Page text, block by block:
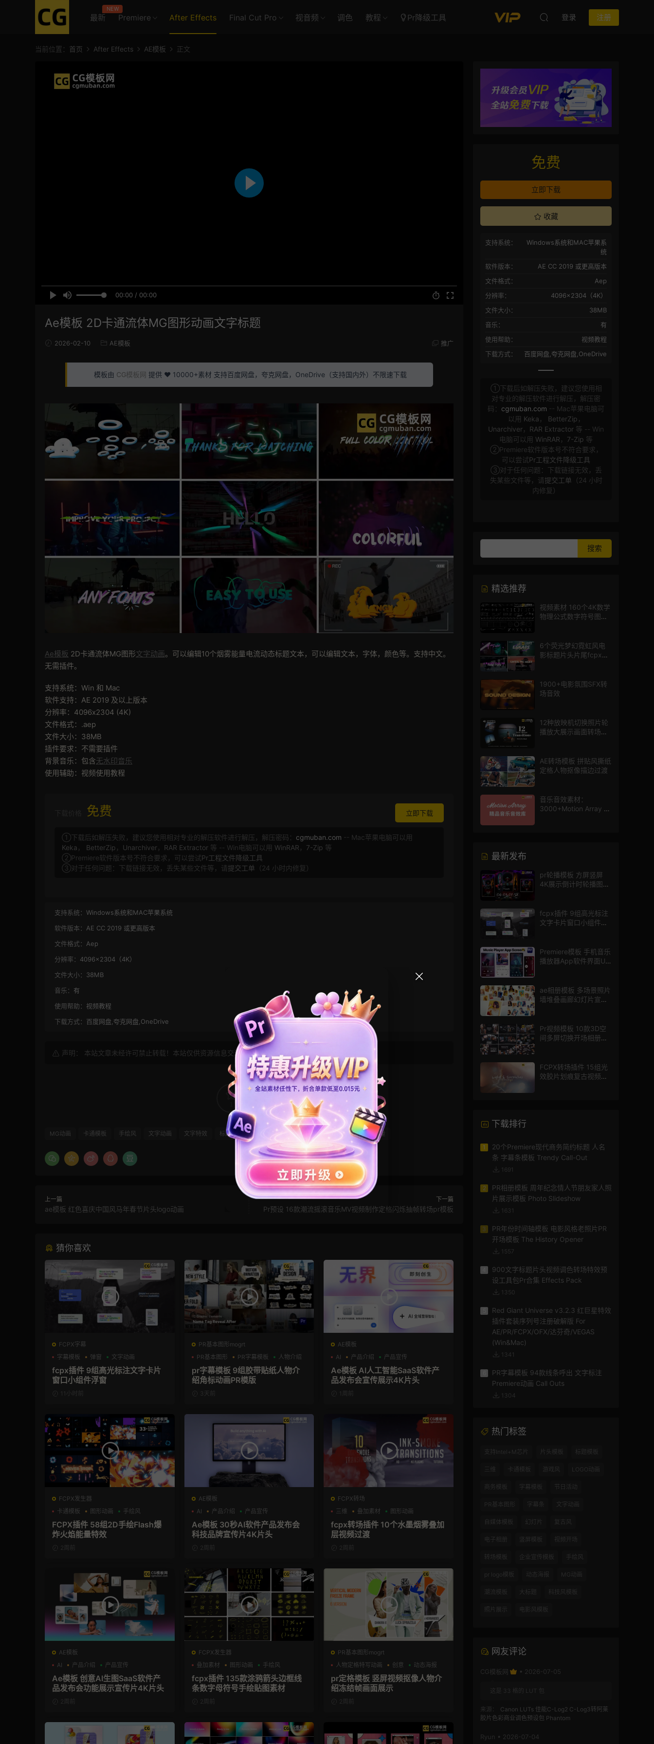
最新
NEW
Premiere After Effects Final Cut Pro 视音频 调色 教程 Pr降级工具 登录 注册
当前位置： 首页 After Effects AE模板 正文
00:00 / 00:00
Ae模板 2D卡通流体MG图形动画文字标题
2026-02-10 AE模板 推广
模板由 CG模板网 提供 ❤️ 10000+素材 支持百度网盘，夸克网盘，OneDrive（支持国内外）不限速下载
Ae模板 2D卡通流体MG图形文字动画。可以编辑10个烟雾能量电流动态标题文本，可以编辑文本，字体，颜色等。支持中文。
无需插件。
支持系统：Win 和 Mac
软件支持：AE 2019 及以上版本
分辨率：4096x2304 (4K)
文件格式：.aep
文件大小：38MB
插件要求：不需要插件
背景音乐：包含无水印音乐
使用辅助：视频使用教程
免费 立即下载
①下载后如解压失败，建议您使用相对专业的解压软件进行解压，解压密码： cgmuban.com -- Mac苹果电脑可以用
Keka ， BetterZip ， Unarchiver， RAR Extractor 等 -- Win电脑可以用 WinRAR ， 7-Zip 等
②Premiere软件版本号不符合要求，可以尝试Pr工程文件降级工具
③对于任何问题：下载链接无效，丢失某些文件等，请提交工单 （24 小时内修复）
支持系统： Windows系统和MAC苹果系统
软件版本： AE CC 2019 或更高版本
文件格式： Aep
分辨率： 4096×2304（4K）
文件大小： 38MB
音乐： 有
使用帮助： 视频教程
下载方式： 百度网盘,夸克网盘,OneDrive
声明： 本站文章未经许可禁止转载！本站仅供资源信息交流学习， 版权说明
MG动画 卡通模板 手绘风 文字动画 文字特效 标题模板 烟雾 综艺素材 综艺花字 能量
上一篇
ae模板 红色喜庆中国风马年春节片头logo动画
下一篇
Pr预设 16款潮流摇滚音乐MV视频制作定格闪烁抽帧转场pr模板
猜你喜欢
FCPX字幕
字幕模板
弹窗 文字动画
fcpx插件 9组高光标注文字卡片
窗口小组件浮窗
11小时前
PR基本图形mogrt
PR基本图形
PR字幕模板 人物介绍
pr字幕模板 9组胶带贴纸人物介
绍角标动画PR模版
3天前
AE模板
AI
产品介绍 产品宣传
Ae模板 AI人工智能SaaS软件产
品发布会宣传展示4K片头
1周前
FCPX发生器
卡通模板
图形动画 手绘风
FCPX插件 58组2D手绘Flash爆
炸火焰能量特效
2周前
AE模板
AI
产品介绍 产品宣传
Ae模板 30秒AI软件产品发布会
科技品牌宣传片4K片头
2周前
FCPX转场
三维
叠加素材 图形动画
fcpx转场插件 10个水墨烟雾叠加
层视频过渡
2周前
AE模板
AI
产品介绍 产品宣传
Ae模板 创意AI生图SaaS软件产
品发布会功能展示宣传片4K片头
2周前
FCPX发生器
叠加素材
图形动画 手绘风
fcpx插件 135款涂鸦箭头边框线
条数字母符号手绘贴图素材
2周前
PR基本图形mogrt
人物定格特写动画
创意 动态海报
pr定格模板 竖屏视频抠像人物介
绍冻结帧画面展示
2周前
免费
立即下载
收藏
支持系统：
Windows系统和MAC苹果系
统
软件版本：
AE CC 2019 或更高版本
文件格式：
Aep
分辨率：
4096×2304（4K）
文件大小：
38MB
音乐：
有
使用帮助：
视频教程
下载方式：
百度网盘,夸克网盘,OneDrive
①下载后如解压失败，建议您使用相
对专业的解压软件进行解压，解压密
码： cgmuban.com -- Mac苹果电脑可
以用 Keka ， BetterZip ，
Unarchiver， RAR Extractor 等 -- Win
电脑可以用 WinRAR ， 7-Zip 等
②Premiere软件版本号不符合要求，
可以尝试Pr工程文件降级工具
③对于任何问题：下载链接无效，丢
失某些文件等，请提交工单 （24 小时
内修复）
精选推荐
视频素材 160个4K数学
物理公式数字符号图标
6个荧光梦幻霓虹风电
影标题片头片尾fcpx插
1900+电影氛围SFX转
场音效
12种放映机切换照片轮
播放大展示画面转场动
AE转场模板 拼贴风撕纸
定格人物抠像描边过渡
音乐音效素材：
3000+Motion Array 影
最新发布
pr轮播模板 方屏竖屏
4K展示倒计时轮播图
fcpx插件 9组高光标注
文字卡片窗口小组件浮
Premiere模板 手机音乐
播放器App软件界面UI
ae相册模板 多场景照片
墙堆叠画廊幻灯片宣传
Pr视频模板 10款3D空
间多屏切换开场相册视
FCPX转场插件 15组光
效胶片划痕复古视频过
下载排行
1
20个Premiere现代商务简约标题 人名
条 字幕条模板 Trendy Call-Out
1691
2
PR相册模板 周年纪念情人节朋友家人照
片展示模板 Photo Slideshow
1631
3
PR年份时间轴模板 电影风格老照片PR
开场模板 The History Opener
1557
900文字标题片头视频调色转场特效预
设工具包Pr合集 Effects Pack
1350
Red Giant Universe v3.2.3 红巨星特效
插件套装序列号注册破解版 For
AE/PR/FCPX/OFX/达芬奇/VEGAS
(Win&Mac)
1341
PR字幕模板 94款线条呼出 文字标注
Premiere动画 Call Outs
1304
热门标签
支持Intel+M芯片 片头模板 标题模板
三维 卡通模板 游戏风 LOGO动画
商务模板 字幕模板 节日活动
PR基本图形 字幕条 文字动画
自媒体模板 幻灯片 复古风
电子相册 竖屏模板 视频开场
转场模板 企业宣传模板 手绘风
pr logo模板 动态海报 MG动画
潮流模板 大标题 科技风模板
照片展示 电影风模板
网友评论
CG模板网 • 2026-07-05
这是 33 格的 LUT 包
来源：
Canon LUTs 佳能C-Log2 C-Log3转阿莱
胶片色彩商业调色预设包 Phantom
Ryun • 2026-07-04